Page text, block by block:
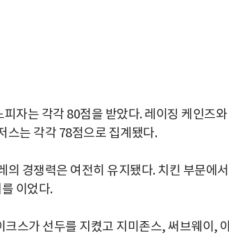
자는 각각 80점을 받았다. 레이징 케인즈
스는 각각 78점으로 집계됐다.
의 경쟁력은 여전히 유지됐다. 치킨 부문에
이었다.
스가 선두를 지켰고 지미존스, 써브웨이,